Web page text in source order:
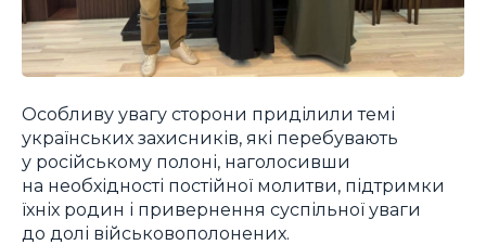
Особливу увагу сторони приділили темі
українських захисників, які перебувають
у російському полоні, наголосивши
на необхідності постійної молитви, підтримки
їхніх родин і привернення суспільної уваги
до долі військовополонених.